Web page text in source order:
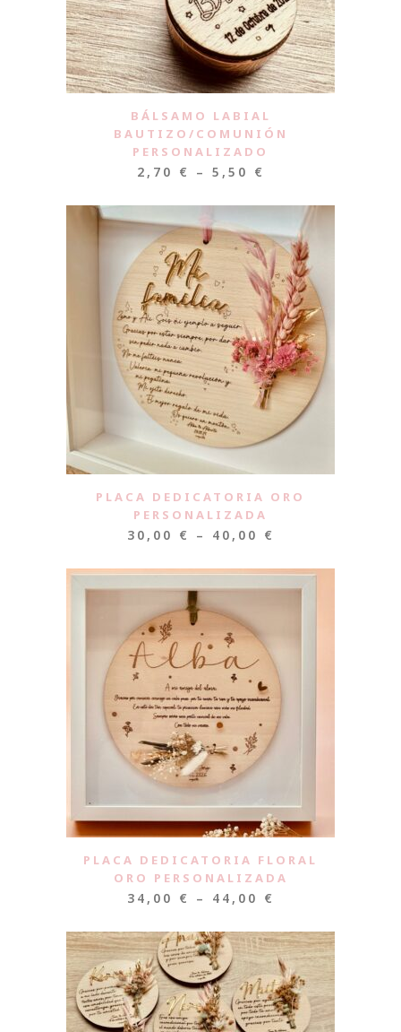
BÁLSAMO LABIAL
BAUTIZO/COMUNIÓN
PERSONALIZADO
2,70 € – 5,50 €
PLACA DEDICATORIA ORO
PERSONALIZADA
30,00 € – 40,00 €
PLACA DEDICATORIA FLORAL
ORO PERSONALIZADA
34,00 € – 44,00 €